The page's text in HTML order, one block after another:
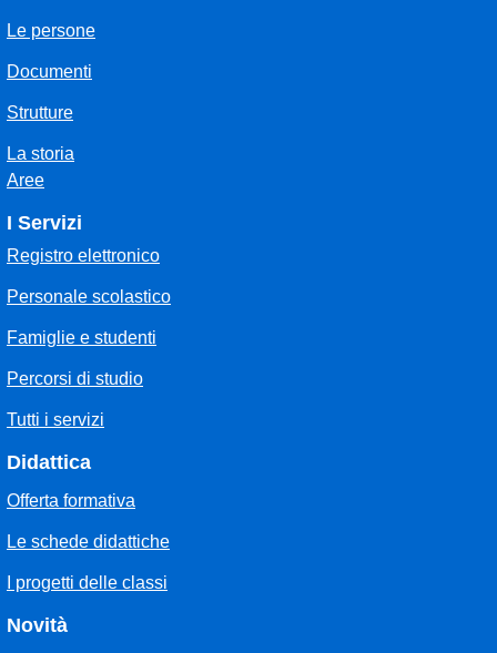
Le persone
Documenti
Strutture
La storia
Aree
I Servizi
Registro elettronico
Personale scolastico
Famiglie e studenti
Percorsi di studio
Tutti i servizi
Didattica
Offerta formativa
Le schede didattiche
I progetti delle classi
Novità